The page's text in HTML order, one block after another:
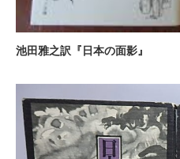
池田雅之訳『日本の面影』